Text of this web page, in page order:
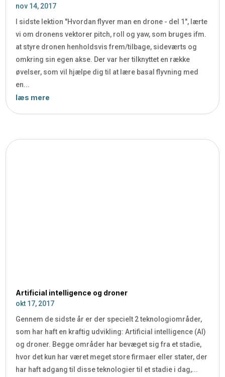
nov 14, 2017
I sidste lektion "Hvordan flyver man en drone - del 1", lærte
vi om dronens vektorer pitch, roll og yaw, som bruges ifm.
at styre dronen henholdsvis frem/tilbage, sideværts og
omkring sin egen akse. Der var her tilknyttet en række
øvelser, som vil hjælpe dig til at lære basal flyvning med
en...
læs mere
Artificial intelligence og droner
okt 17, 2017
Gennem de sidste år er der specielt 2 teknologiområder,
som har haft en kraftig udvikling: Artificial intelligence (AI)
og droner. Begge områder har bevæget sig fra et stadie,
hvor det kun har været meget store firmaer eller stater, der
har haft adgang til disse teknologier til et stadie i dag,...